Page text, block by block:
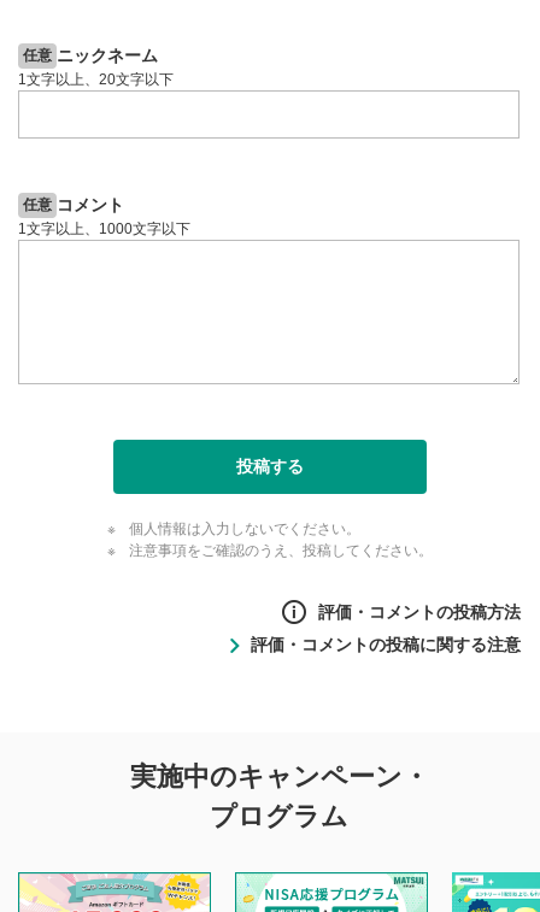
任意 ニックネーム
1文字以上、20文字以下
任意 コメント
1文字以上、1000文字以下
投稿する
個人情報は入力しないでください。
注意事項をご確認のうえ、投稿してください。
評価・コメントの投稿方法
評価・コメントの投稿に関する注意
投稿に関する注意
を目的として、各動画コンテンツに、評価およびコメントの
投稿ができます。利用者は以下の注意事項をご理解のうえ、
実施中のキャンペーン・
プログラム